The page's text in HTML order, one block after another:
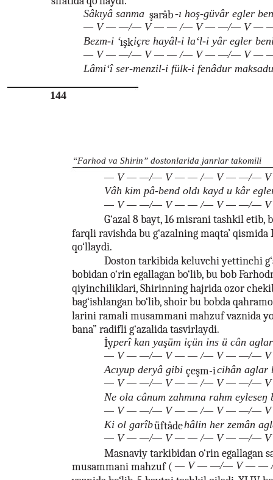
144
Sâkıyâ sanma şarâb-ı hoş-güvâr egler
— V — —/— V — — /— V — —/— V —
Bezm-i ‘ışkiçre hayâl-i la‘l-i yâr egler
— V — —/— V — — /— V — —/— V —
Lâmi‘î ser-menzil-i fülk-i fenâdur
— V — —/— V — — /— V — —/—
Vâh kim pâ-bend oldı kayd u kâr
— V — —/— V — — /— V — —/—
G‘azal 8 bayt, 16 misrani tashkil etib,
farqli ravishda bu g‘azalning maqta’
qo‘llaydi.
Doston tarkibida keluvchi yеttinchi
bobidan o‘rin egallagan bo‘lib, bu bob
qiyinchiliklari, Shirinning hajrida ozor
bag‘ishlangan bo‘lib, shoir bu bobda
larini ramali musammani mahzuf vaznida
bana” radifli g‘azalida tasvirlaydi.
İyperî kan yaşüm içün ins ü cân
— V — —/— V — — /— V — —/—
Acıyup deryâ gibi çeşm-icihân aglar
— V — —/— V — — /— V — —/—
Ne ola cânum zahmına rahm
— V — —/— V — — /— V — —/—
Ki ol garîbüftâdehâlin her zemân
— V — —/— V — — /— V — —/—
Masnaviy tarkibidan o‘rin egallagan
musammani mahzuf ( — V — —/— V — —
“Farhod va Shirin” dostonlarida janrlar takomili